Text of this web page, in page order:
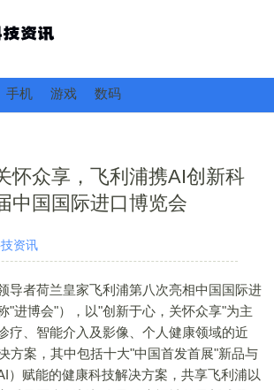
手机 游戏 数码
怀众享，飞利浦携AI创新科
中国国际进口博览会
资讯
者荷兰皇家飞利浦第八次亮相中国国际进
"进博会"），以"创新于心，关怀众享"为主
疗、智能介入及影像、个人健康领域的近
方案，其中包括十大"中国首发首展"新品与
）赋能的健康科技解决方案，共享飞利浦以